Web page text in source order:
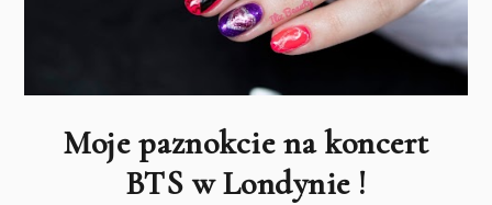
Moje paznokcie na koncert
BTS w Londynie !